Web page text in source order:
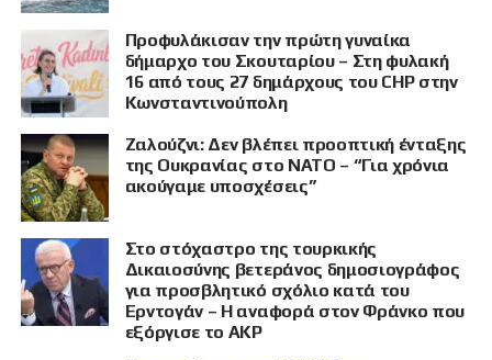
Προφυλάκισαν την πρώτη γυναίκα
δήμαρχο του Σκουταρίου – Στη φυλακή
16 από τους 27 δημάρχους του CHP στην
Κωνσταντινούπολη
Ζαλούζνι: Δεν βλέπει προοπτική ένταξης
της Ουκρανίας στο ΝΑΤΟ – “Για χρόνια
ακούγαμε υποσχέσεις”
Στο στόχαστρο της τουρκικής
Δικαιοσύνης βετεράνος δημοσιογράφος
για προσβλητικό σχόλιο κατά του
Ερντογάν – Η αναφορά στον Φράνκο που
εξόργισε το AKP